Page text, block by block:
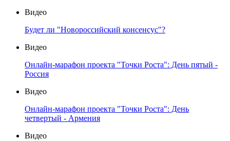
Видео
Будет ли "Новороссийский консенсус"?
Видео
Онлайн-марафон проекта "Точки Роста": День пятый -
Россия
Видео
Онлайн-марафон проекта "Точки Роста": День
четвертый - Армения
Видео